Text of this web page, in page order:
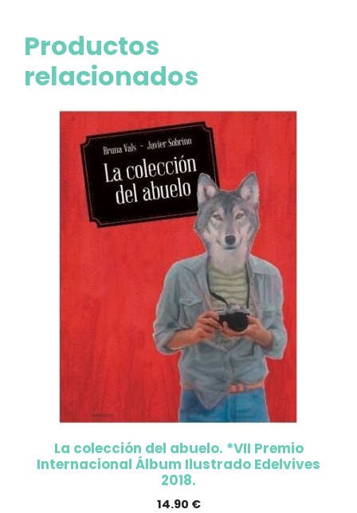
Productos
relacionados
La colección del abuelo. *VII Premio
Internacional Álbum Ilustrado Edelvives
2018.
14.90 €